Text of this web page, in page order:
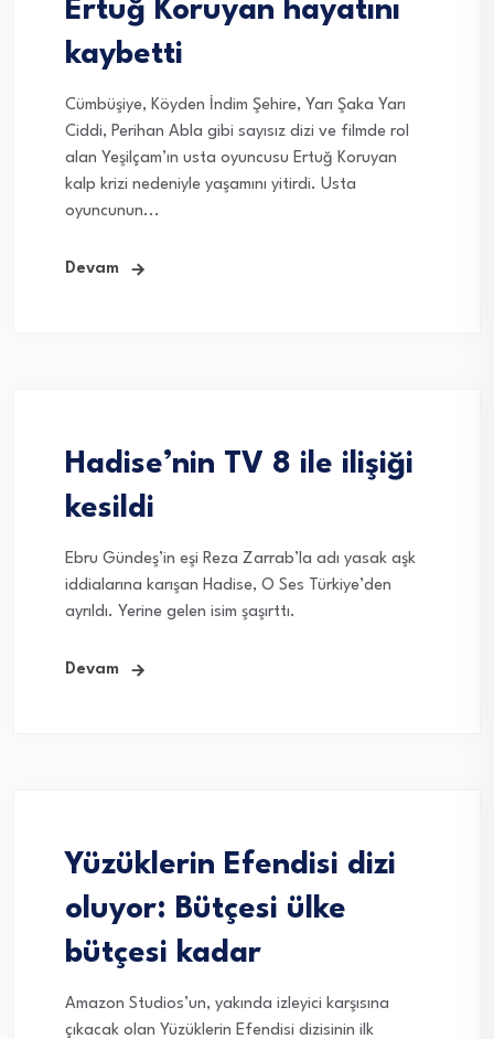
Ertuğ Koruyan hayatını
kaybetti
Cümbüşiye, Köyden İndim Şehire, Yarı Şaka Yarı
Ciddi, Perihan Abla gibi sayısız dizi ve filmde rol
alan Yeşilçam’ın usta oyuncusu Ertuğ Koruyan
kalp krizi nedeniyle yaşamını yitirdi. Usta
oyuncunun...
Devam
Hadise’nin TV 8 ile ilişiği
kesildi
Ebru Gündeş’in eşi Reza Zarrab’la adı yasak aşk
iddialarına karışan Hadise, O Ses Türkiye’den
ayrıldı. Yerine gelen isim şaşırttı.
Devam
Yüzüklerin Efendisi dizi
oluyor: Bütçesi ülke
bütçesi kadar
Amazon Studios’un, yakında izleyici karşısına
çıkacak olan Yüzüklerin Efendisi dizisinin ilk